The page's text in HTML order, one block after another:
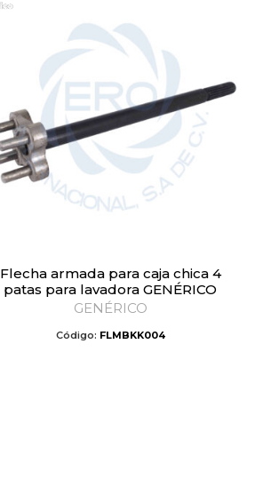
Flecha armada para caja chica 4
patas para lavadora GENÉRICO
GENÉRICO
Código: FLMBKK004